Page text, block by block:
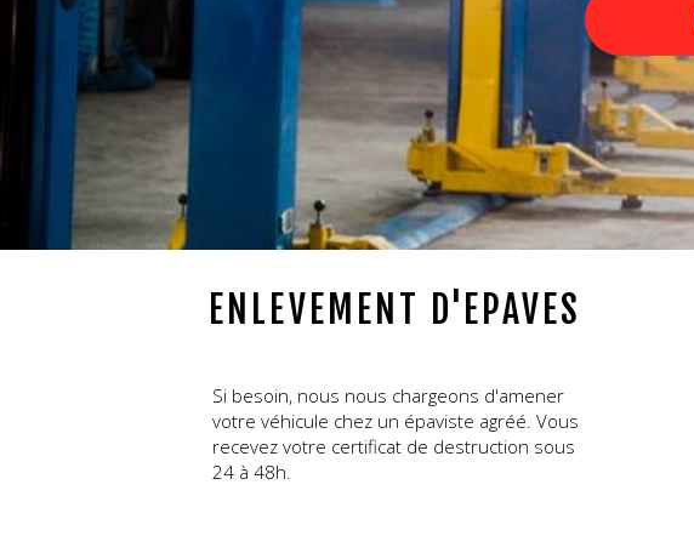
ENLEVEMENT D'EPAVES
Si besoin, nous nous chargeons d'amener
votre véhicule chez un épaviste agréé. Vous
recevez votre certificat de destruction sous
24 à 48h.